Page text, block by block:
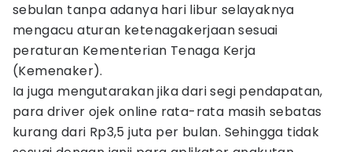
sebulan tanpa adanya hari libur selayaknya
mengacu aturan ketenagakerjaan sesuai
peraturan Kementerian Tenaga Kerja
(Kemenaker).
Ia juga mengutarakan jika dari segi pendapatan,
para driver ojek online rata-rata masih sebatas
kurang dari Rp3,5 juta per bulan. Sehingga tidak